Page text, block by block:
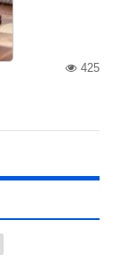
425